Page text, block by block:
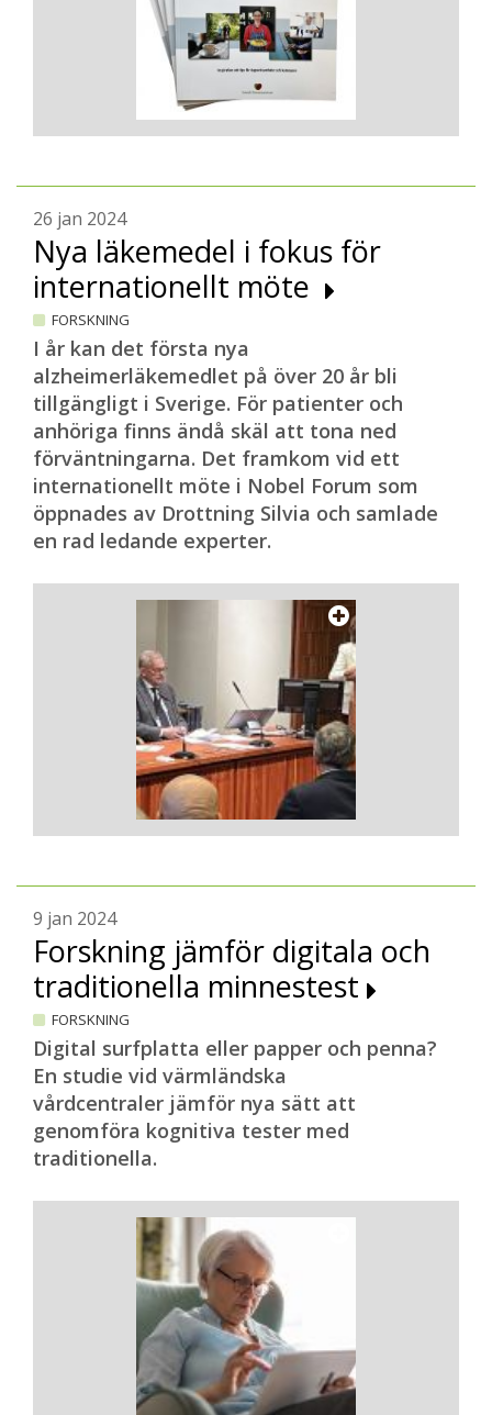
26 jan 2024
Nya läkemedel i fokus för
internationellt möte
FORSKNING
I år kan det första nya
alzheimerläkemedlet på över 20 år bli
tillgängligt i Sverige. För patienter och
anhöriga finns ändå skäl att tona ned
förväntningarna. Det framkom vid ett
internationellt möte i Nobel Forum som
öppnades av Drottning Silvia och samlade
en rad ledande experter.
9 jan 2024
Forskning jämför digitala och
traditionella minnestest
FORSKNING
Digital surfplatta eller papper och penna?
En studie vid värmländska
vårdcentraler jämför nya sätt att
genomföra kognitiva tester med
traditionella.